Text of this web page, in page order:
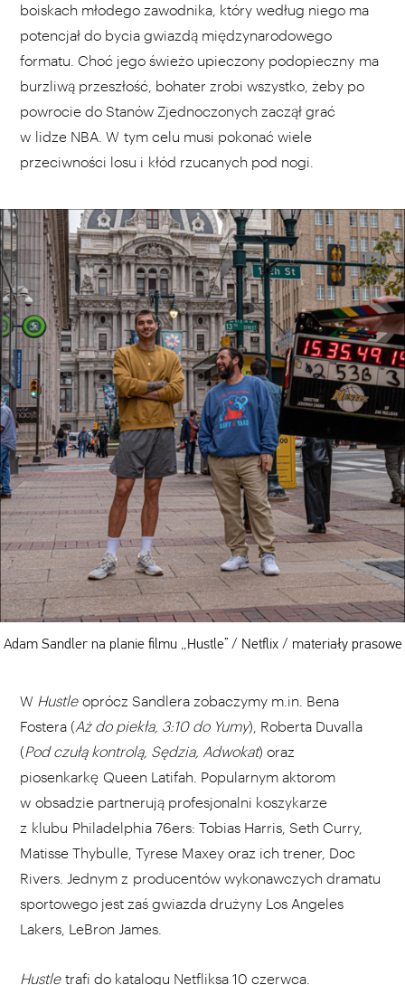
boiskach młodego zawodnika, który według niego ma
potencjał do bycia gwiazdą międzynarodowego
formatu. Choć jego świeżo upieczony podopieczny ma
burzliwą przeszłość, bohater zrobi wszystko, żeby po
powrocie do Stanów Zjednoczonych zaczął grać
w lidze NBA. W tym celu musi pokonać wiele
przeciwności losu i kłód rzucanych pod nogi.
Adam Sandler na planie filmu „Hustle” / Netflix / materiały prasowe
W Hustle oprócz Sandlera zobaczymy m.in. Bena
Fostera (Aż do piekła, 3:10 do Yumy), Roberta Duvalla
(Pod czułą kontrolą, Sędzia, Adwokat) oraz
piosenkarkę Queen Latifah. Popularnym aktorom
w obsadzie partnerują profesjonalni koszykarze
z klubu Philadelphia 76ers: Tobias Harris, Seth Curry,
Matisse Thybulle, Tyrese Maxey oraz ich trener, Doc
Rivers. Jednym z producentów wykonawczych dramatu
sportowego jest zaś gwiazda drużyny Los Angeles
Lakers, LeBron James.
Hustle trafi do katalogu Netfliksa 10 czerwca.